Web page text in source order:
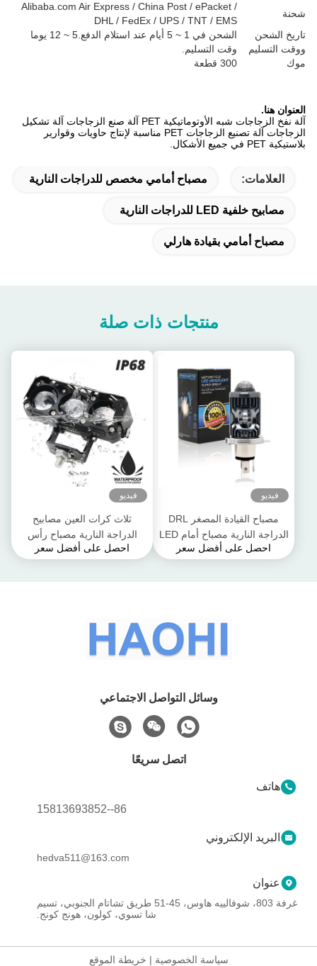
شحنة
Alibaba.com Air Express / China Post / ePacket /
DHL / FedEx / UPS / TNT / EMS
تاريخ الشحن
ووقت التسليم
الشحن في 1 ~ 5 أيام عند استلام الدفع.5 ~ 12 يوما
وقت التسليم.
موك
300 قطعة
العنوان هنا.
آلة نفخ الزجاجات شبه الأوتوماتيكية PET آلة صنع الزجاجات آلة تشكيل
الزجاجات آلة تصنيع الزجاجات PET مناسبة لإنتاج حاويات وقوارير
بلاستيكية PET في جميع الأشكال.
العلامات: مصباح أمامي مخصص للدراجات النارية
مصابيح خلفية LED للدراجات النارية
مصباح أمامي بقيادة هارلي
منتجات ذات صلة
فيديو
مصباح القيادة المصغر DRL
الدراجة النارية مصباح أمام LED
لمبة H4 H6 BA20D P15D
احصل على أفضل سعر
فيديو
ثلاث كرات العين مصابيح
الدراجة النارية مصباح رأس
LED ضوء قريب أصفر أبيض
احصل على أفضل سعر
وسائل التواصل الاجتماعي
اتصل سريعًا
هاتف
86--15813693852
البريد الإلكتروني
hedva511@163.com
عنوان
غرفة 803، شوفالييه هاوس، 45-51 طريق تشاتام الجنوبي، تسيم
شا تسوي، كولون، هونج كونج.
سياسة الخصوصية|خريطة الموقع